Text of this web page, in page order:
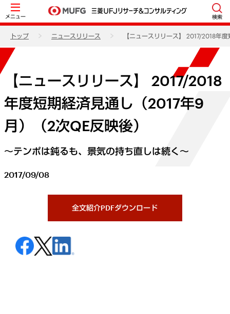
メニュー 検索
トップ ニュースリリース 【ニュースリリース】 2017/2018年
【ニュースリリース】 2017/2018
年度短期経済見通し（2017年9
月）（2次QE反映後）
～テンポは鈍るも、景気の持ち直しは続く～
2017/09/08
全文紹介PDFダウンロード